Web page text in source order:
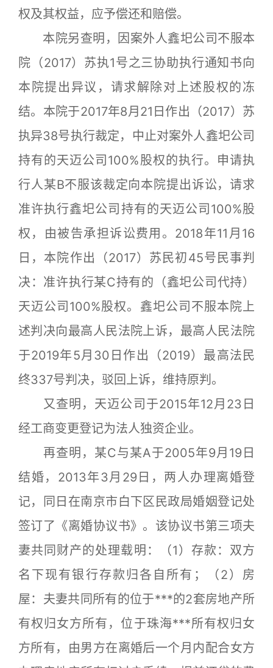
权及其权益，应予偿还和赔偿。
本院另查明，因案外人鑫圯公司不服本
院（2017）苏执1号之三协助执行通知书向
本院提出异议，请求解除对上述股权的冻
结。本院于2017年8月21日作出（2017）苏
执异38号执行裁定，中止对案外人鑫圯公司
持有的天迈公司100%股权的执行。申请执
行人某B不服该裁定向本院提出诉讼，请求
准许执行鑫圯公司持有的天迈公司100%股
权，由被告承担诉讼费用。2018年11月16
日，本院作出（2017）苏民初45号民事判
决：准许执行某C持有的（鑫圯公司代持）
天迈公司100%股权。鑫圯公司不服本院上
述判决向最高人民法院上诉，最高人民法院
于2019年5月30日作出（2019）最高法民
终337号判决，驳回上诉，维持原判。
又查明，天迈公司于2015年12月23日
经工商变更登记为法人独资企业。
再查明，某C与某A于2005年9月19日
结婚，2013年3月29日，两人办理离婚登
记，同日在南京市白下区民政局婚姻登记处
签订了《离婚协议书》。该协议书第三项夫
妻共同财产的处理载明：（1）存款：双方
名下现有银行存款归各自所有；（2）房
屋：夫妻共同所有的位于***的2套房地产所
有权归女方所有，位于珠海***所有权归女
方所有，由男方在离婚后一个月内配合女方